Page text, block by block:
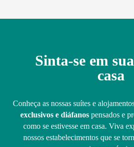
Sinta-se em
casa
Conheça as nossas suítes e
exclusivos e diáfanospensados e
como se estivesse em casa. Viva
nossos estabelecimentos que se